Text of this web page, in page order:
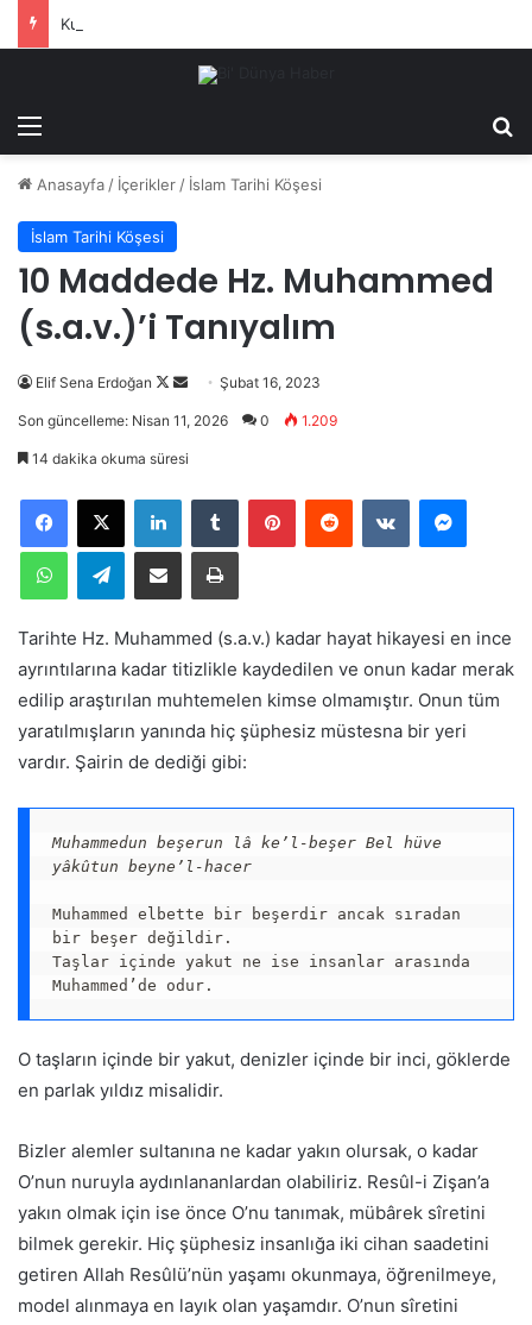
Kudüs Gezisi Ödüllü Online Kudüs Kampı Başlıyor
Menü
Anasayfa / İçerikler / İslam Tarihi Köşesi
İslam Tarihi Köşesi
10 Maddede Hz. Muhammed
(s.a.v.)’i Tanıyalım
Elif Sena Erdoğan
Follow
Bir
göndermek
Şubat 16, 2023
Son güncelleme: Nisan 11, 2026 0 1.209
14 dakika okuma süresi
LinkedInTumblr PinterestReddit VKontakte
WhatsAppTelegramE-Posta ile paylaş Yazdır
Tarihte Hz. Muhammed (s.a.v.) kadar hayat hikayesi en ince
ayrıntılarına kadar titizlikle kaydedilen ve onun kadar merak
edilip araştırılan muhtemelen kimse olmamıştır. Onun tüm
yaratılmışların yanında hiç şüphesiz müstesna bir yeri
vardır. Şairin de dediği gibi:
Muhammedun beşerun lâ ke’l-beşer Bel hüve
yâkûtun beyne’l-hacer
Muhammed elbette bir beşerdir ancak sıradan
bir beşer değildir.
Taşlar içinde yakut ne ise insanlar arasında
Muhammed’de odur.
O taşların içinde bir yakut, denizler içinde bir inci, göklerde
en parlak yıldız misalidir.
Bizler alemler sultanına ne kadar yakın olursak, o kadar
O’nun nuruyla aydınlananlardan olabiliriz. Resûl-i Zişan’a
yakın olmak için ise önce O’nu tanımak, mübârek sîretini
bilmek gerekir. Hiç şüphesiz insanlığa iki cihan saadetini
getiren Allah Resûlü’nün yaşamı okunmaya, öğrenilmeye,
model alınmaya en layık olan yaşamdır. O’nun sîretini